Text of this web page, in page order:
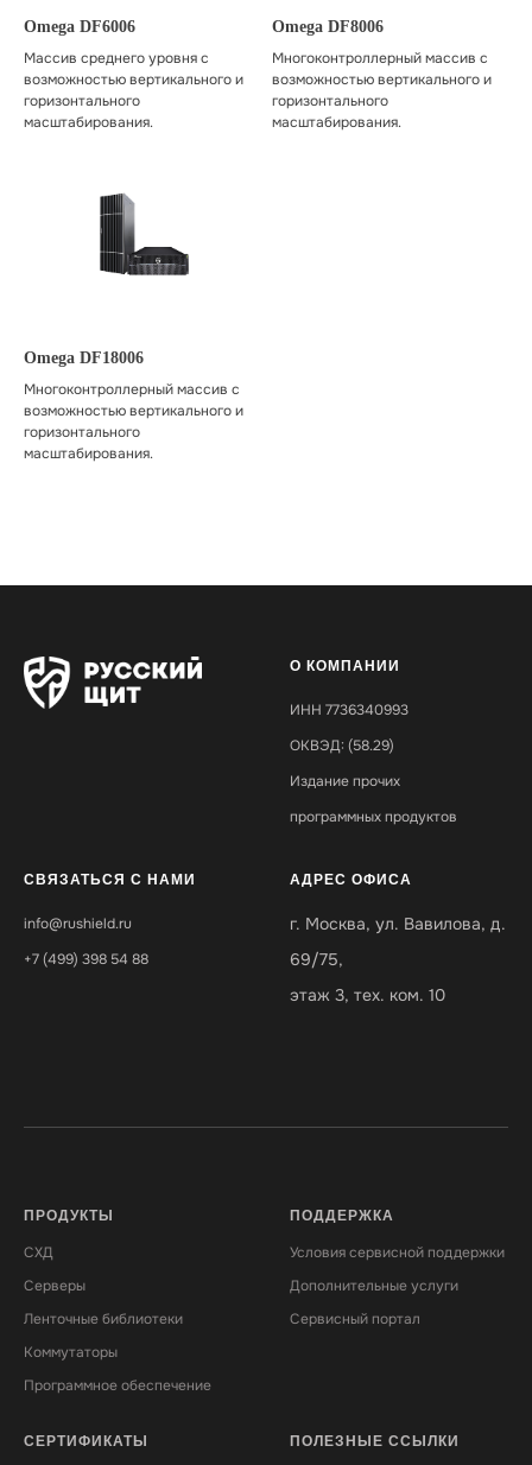
Omega DF6006
Массив среднего уровня с
возможностью вертикального и
горизонтального
масштабирования.
Omega DF8006
Многоконтроллерный массив с
возможностью вертикального и
горизонтального
масштабирования.
Omega DF18006
Многоконтроллерный массив с
возможностью вертикального и
горизонтального
масштабирования.
О КОМПАНИИ
ИНН 7736340993
ОКВЭД: (58.29)
Издание прочих
программных продуктов
СВЯЗАТЬСЯ С НАМИ
info@rushield.ru
+7 (499) 398 54 88
АДРЕС ОФИСА
г. Москва, ул. Вавилова, д.
69/75,
этаж 3, тех. ком. 10
ПРОДУКТЫ
СХД
Серверы
Ленточные библиотеки
Коммутаторы
Программное обеспечение
ПОДДЕРЖКА
Условия сервисной поддержки
Дополнительные услуги
Сервисный портал
СЕРТИФИКАТЫ ПОЛЕЗНЫЕ ССЫЛКИ